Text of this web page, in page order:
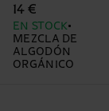
14 €
EN STOCK
MEZCLA DE
ALGODÓN
ORGÁNICO